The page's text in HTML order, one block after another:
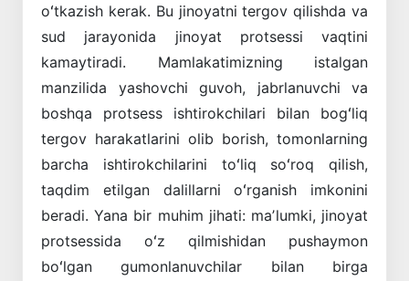
oʻtkazish kerak. Bu jinoyatni tergov qilishda va
sud jarayonida jinoyat protsessi vaqtini
kamaytiradi. Mamlakatimizning istalgan
manzilida yashovchi guvoh, jabrlanuvchi va
boshqa protsess ishtirokchilari bilan bogʻliq
tergov harakatlarini olib borish, tomonlarning
barcha ishtirokchilarini toʻliq soʻroq qilish,
taqdim etilgan dalillarni oʻrganish imkonini
beradi. Yana bir muhim jihati: maʼlumki, jinoyat
protsessida oʻz qilmishidan pushaymon
boʻlgan gumonlanuvchilar bilan birga